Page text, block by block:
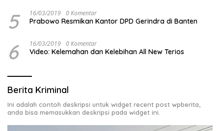
5 16/03/2019 0 Komentar
Prabowo Resmikan Kantor DPD Gerindra di Banten
6 16/03/2019 0 Komentar
Video: Kelemahan dan Kelebihan All New Terios
Berita Kriminal
Ini adalah contoh deskripsi untuk widget recent post wpberita,
anda bisa memasukkan deskripsi pada widget ini.